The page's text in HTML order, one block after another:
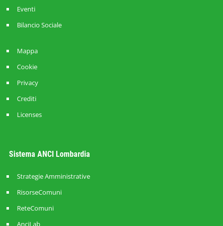
Eventi
Bilancio Sociale
Mappa
Cookie
Privacy
Crediti
Licenses
Sistema ANCI Lombardia
Strategie Amministrative
RisorseComuni
ReteComuni
AnciLab